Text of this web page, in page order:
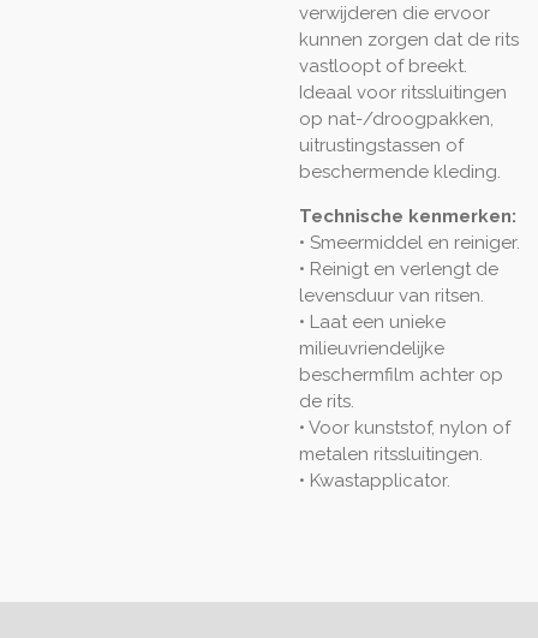
verwijderen die ervoor
kunnen zorgen dat de rits
vastloopt of breekt.
Ideaal voor ritssluitingen
op nat-/droogpakken,
uitrustingstassen of
beschermende kleding.
Technische kenmerken:
• Smeermiddel en reiniger.
• Reinigt en verlengt de
levensduur van ritsen.
• Laat een unieke
milieuvriendelijke
beschermfilm achter op
de rits.
• Voor kunststof, nylon of
metalen ritssluitingen.
• Kwastapplicator.